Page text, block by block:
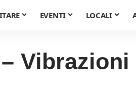
EVENTI LOCALI
Vibrazioni